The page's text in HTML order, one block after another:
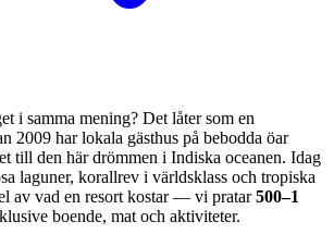
i samma mening? Det låter som en
2009 har lokala gästhus på bebodda öar
till den här drömmen i Indiska oceanen. Idag
laguner, korallrev i världsklass och tropiska
av vad en resort kostar — vi pratar500–1
boende, mat och aktiviteter.